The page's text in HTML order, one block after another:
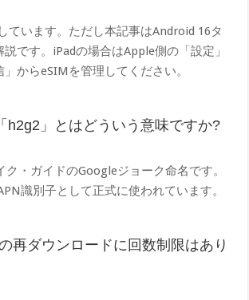
ています。ただし本記事はAndroid 16タ
です。iPadの場合はApple側の「設定」
からeSIMを管理してください。
h2g2」とはどういう意味ですか?
ク・ガイドのGoogleジョーク命名です。
識別子として正式に使われています。
再ダウンロードに回数制限はあり